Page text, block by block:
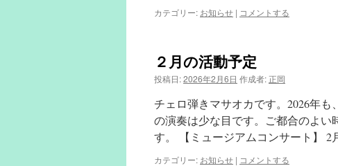
カテゴリー: お知らせ | コメントする
２月の活動予定
投稿日:2026年2月6日 作成者: 正岡
チェロ弾きマサオカです。2026年
の演奏は少な目です。ご都合のよい
す。 【ミュージアムコンサート】 2
カテゴリー: お知らせ | コメントする